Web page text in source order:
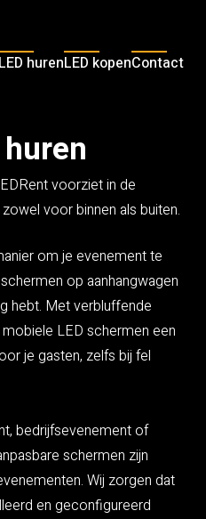
LED hurenLED kopenContact
voorziet in de
voor binnen als buiten.
om je evenement te
op aanhangwagen
hebt. Met verbluffende
LED schermen een
je gasten, zelfs bij fel
bedrijfsevenement of
schermen zijn
Wij zorgen dat
en geconfigureerd